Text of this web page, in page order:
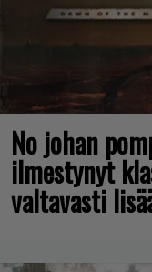
No johan
ilmestynyt
valtavasti